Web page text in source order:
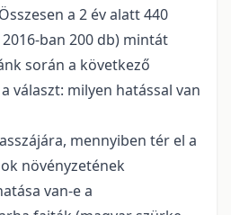
a 2 év alatt 440
ban 200 db) mintát
során a következő
választ: milyen hatással van
mennyiben tér el a
növényzetének
van-e a